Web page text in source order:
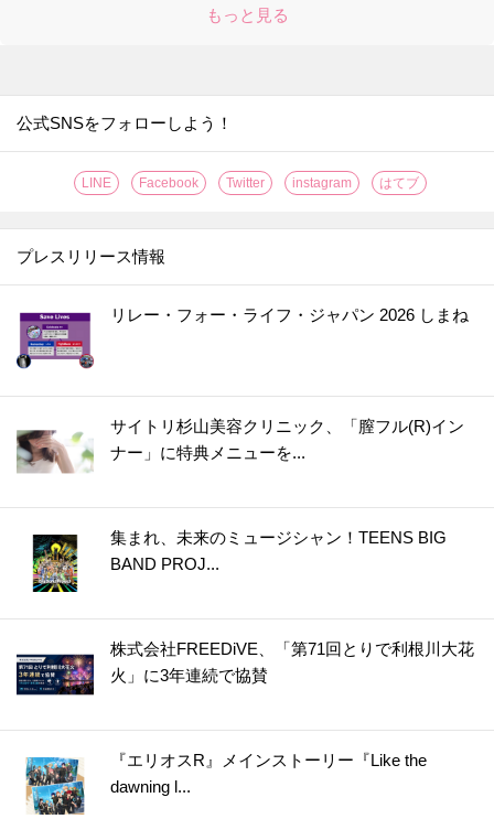
もっと見る
公式SNSをフォローしよう！
LINE Facebook Twitter instagram はてブ
プレスリリース情報
リレー・フォー・ライフ・ジャパン 2026 しまね
サイトリ杉山美容クリニック、「膣フル(R)イン
ナー」に特典メニューを...
集まれ、未来のミュージシャン！TEENS BIG
BAND PROJ...
株式会社FREEDiVE、「第71回とりで利根川大花
火」に3年連続で協賛
『エリオスR』メインストーリー『Like the
dawning l...